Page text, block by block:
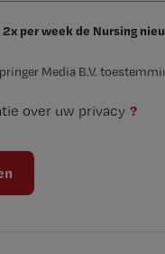
2x per week de Nursing
Media B.V.
over uw privacy ?